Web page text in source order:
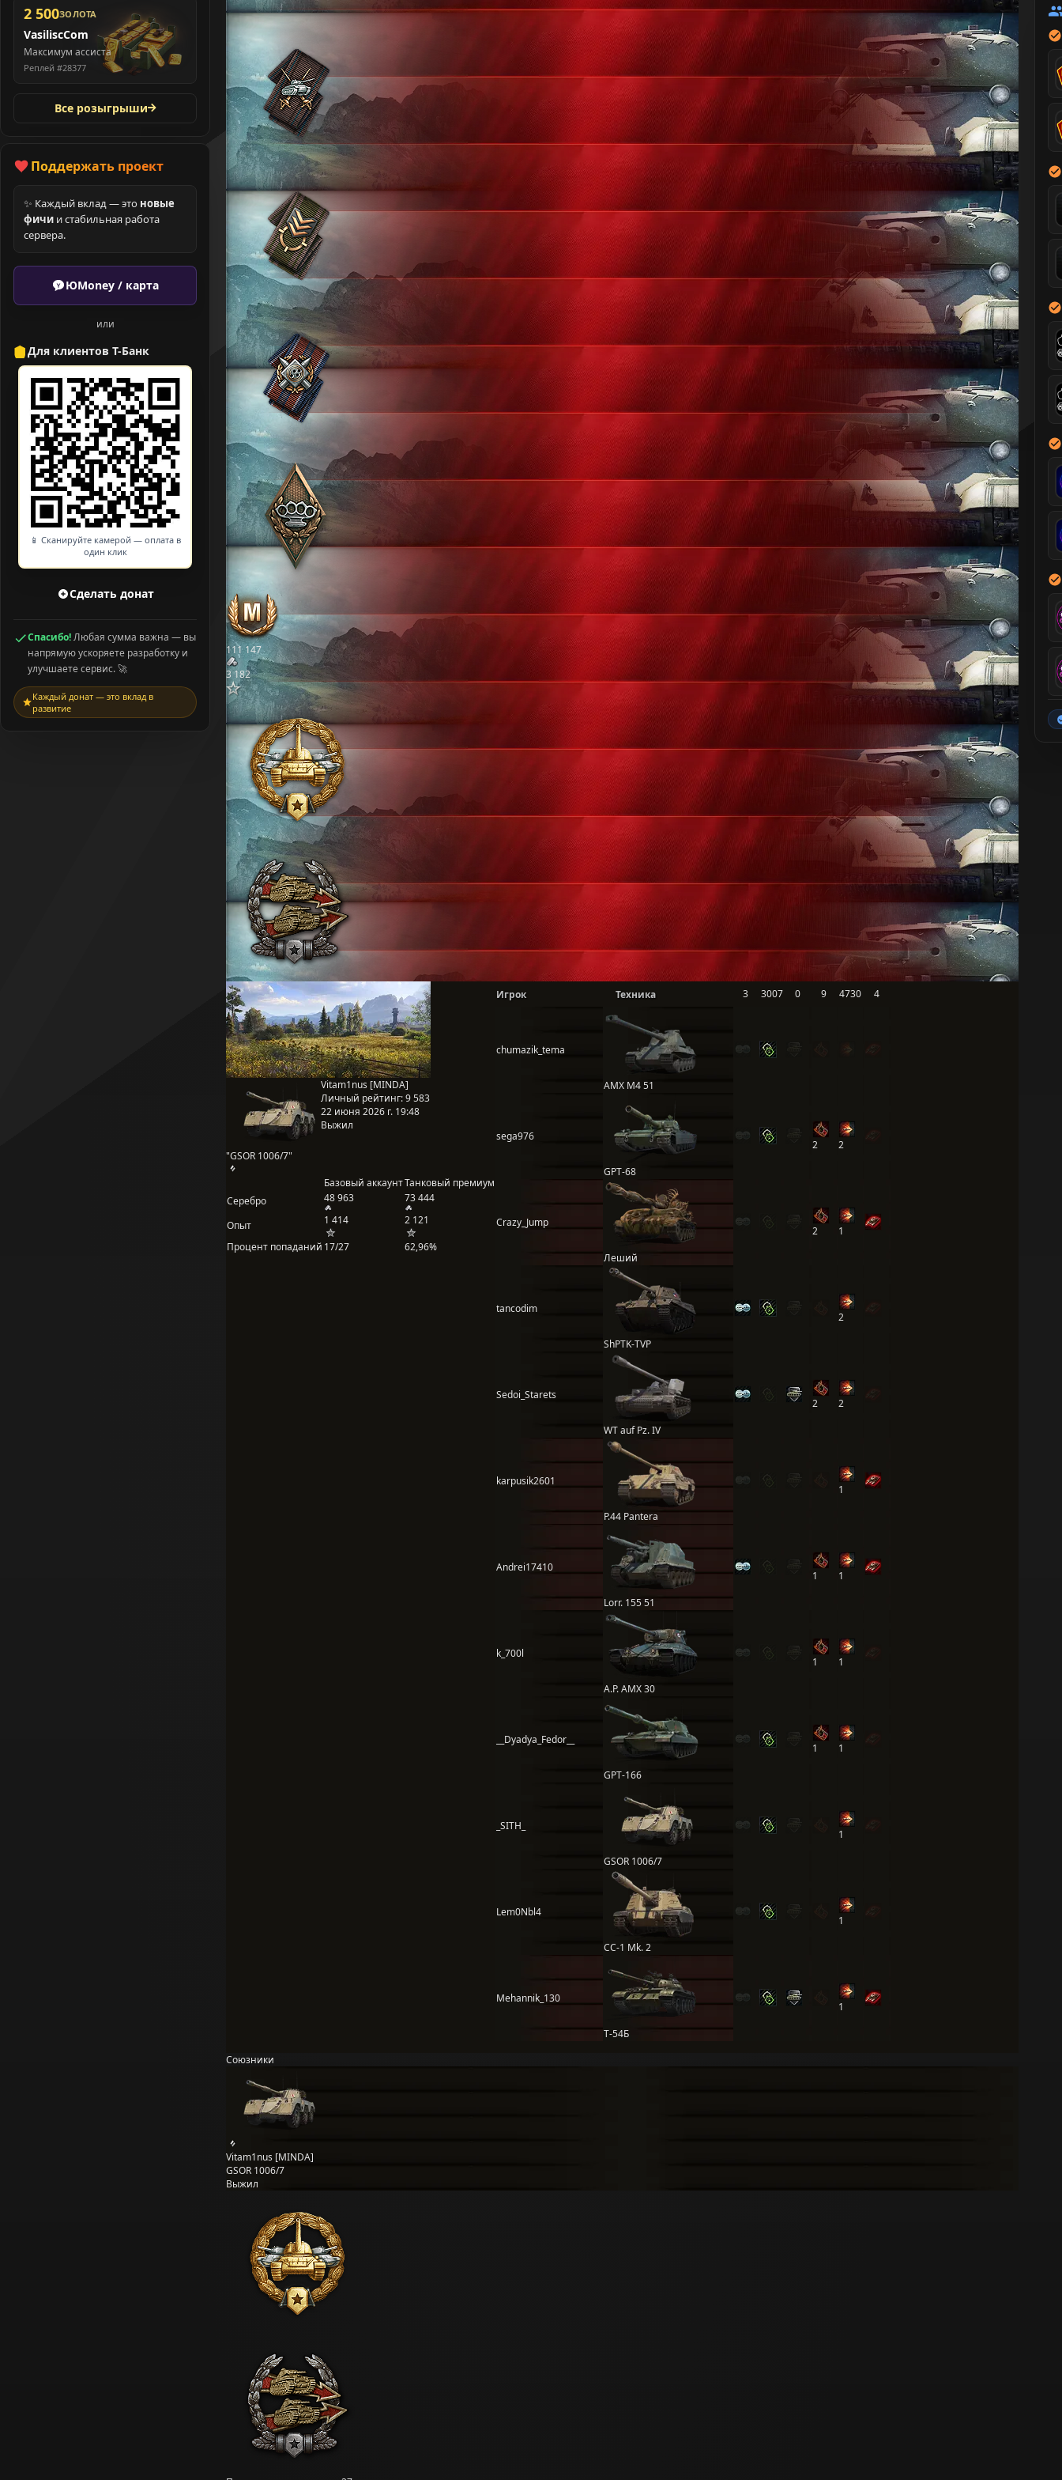
2 500ЗОЛОТА
VasiliscCom
Максимум ассиста
Реплей #28377
Все розыгрыши
Поддержать проект
✨ Каждый вклад — это новые
фичи и стабильная работа
сервера.
ЮMoney / карта
или
Для клиентов Т-Банк
📱 Сканируйте камерой — оплата в
один клик
Сделать донат
Спасибо!Любая сумма важна — вы
напрямую ускоряете разработку и
улучшаете сервис. 🚀
Каждый донат — это вклад в
развитие
111 147
3 182
"GSOR 1006/7"
Vitam1nus [MINDA]
Личный рейтинг:9 583
22 июня 2026 г. 19:48
Выжил
Базовый аккаунтТанковый премиум
Серебро
48 963 73 444
Опыт 1 414
2 121
Процент попаданий 17/27 62,96%
Игрок Техника 3 3007 0 9 4730 4
chumazik_tema
AMX M4 51
sega976
GPT-68
2 2
Crazy_Jump
Леший
2 1
tancodim
ShPTK-TVP
2
Sedoi_Starets
WT auf Pz. IV
2 2
karpusik2601
P.44 Pantera
1
Andrei17410
Lorr. 155 51
1 1
k_700l
A.P. AMX 30
1 1
__Dyadya_Fedor__
GPT-166
1 1
_SITH_
GSOR 1006/7
1
Lem0Nbl4
CC-1 Mk. 2
1
Mehannik_130
Т-54Б
1
Союзники
Vitam1nus [MINDA]
GSOR 1006/7
Выжил